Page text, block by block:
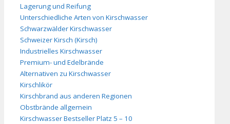
Lagerung und Reifung
Unterschiedliche Arten von Kirschwasser
Schwarzwälder Kirschwasser
Schweizer Kirsch (Kirsch)
Industrielles Kirschwasser
Premium- und Edelbrände
Alternativen zu Kirschwasser
Kirschlikör
Kirschbrand aus anderen Regionen
Obstbrände allgemein
Kirschwasser Bestseller Platz 5 – 10